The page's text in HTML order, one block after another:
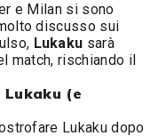
e Milan si sono
discusso sui
Lukaku sarà
match, rischiando il
(e
Lukaku dopo